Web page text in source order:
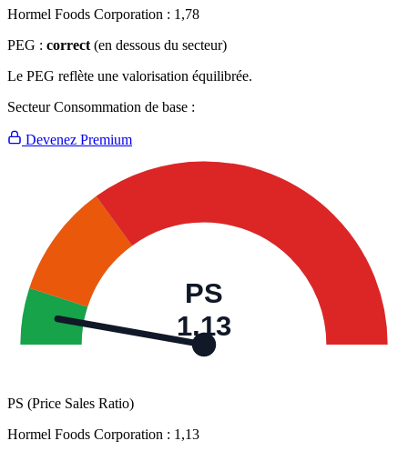
Hormel Foods Corporation : 1,78
PEG : correct (en dessous du secteur)
Le PEG reflète une valorisation équilibrée.
Secteur Consommation de base :
Devenez Premium
PS
1,13
PS (Price Sales Ratio)
Hormel Foods Corporation : 1,13